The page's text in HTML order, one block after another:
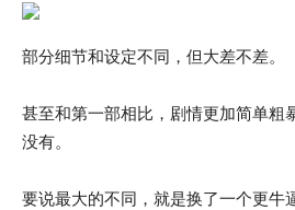
部分细节和设定不同，但大差不差。
甚至和第一部相比，剧情更加简单粗
没有。
要说最大的不同，就是换了一个更牛